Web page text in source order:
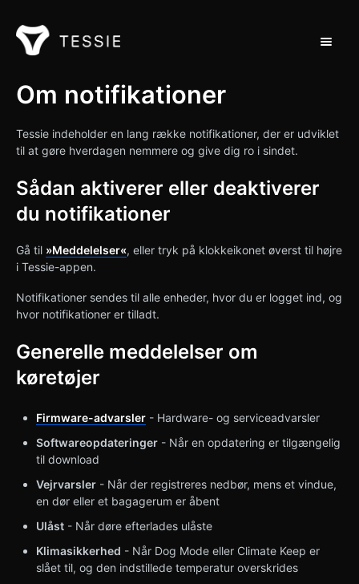
Toggle
Støtte til hjemmet
Kontakt
Om notifikationer
Tessie indeholder en lang række notifikationer, der er udviklet
til at gøre hverdagen nemmere og give dig ro i sindet.
Sådan aktiverer eller deaktiverer
du notifikationer
Gå til »Meddelelser«, eller tryk på klokkeikonet øverst til højre
i Tessie-appen.
Notifikationer sendes til alle enheder, hvor du er logget ind, og
hvor notifikationer er tilladt.
Generelle meddelelser om
køretøjer
Firmware-advarsler - Hardware- og serviceadvarsler
Softwareopdateringer - Når en opdatering er tilgængelig
til download
Vejrvarsler - Når der registreres nedbør, mens et vindue,
en dør eller et bagagerum er åbent
Ulåst - Når døre efterlades ulåste
Klimasikkerhed - Når Dog Mode eller Climate Keep er
slået til, og den indstillede temperatur overskrides